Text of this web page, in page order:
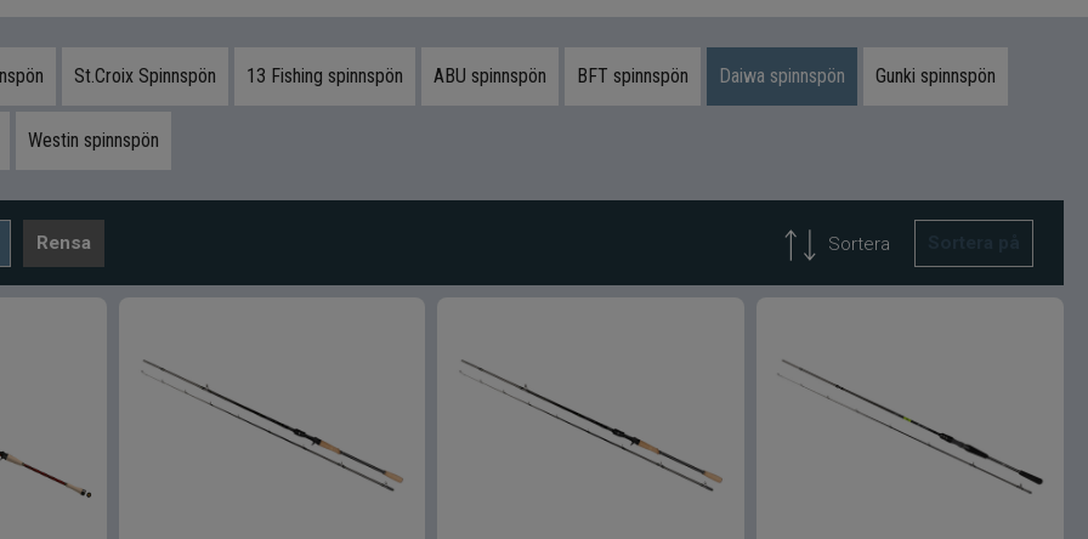
St.Croix Spinnspön 13 Fishing spinnspön ABU spinnspön BFT spinnspön Daiwa spinnspön Gunki spinnspön
Westin spinnspön
Rensa Sortera